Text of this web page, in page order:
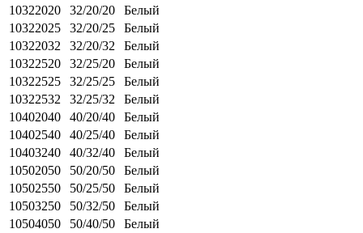
10322020
32/20/20
Белый
10322025
32/20/25
Белый
10322032
32/20/32
Белый
10322520
32/25/20
Белый
10322525
32/25/25
Белый
10322532
32/25/32
Белый
10402040
40/20/40
Белый
10402540
40/25/40
Белый
10403240
40/32/40
Белый
10502050
50/20/50
Белый
10502550
50/25/50
Белый
10503250
50/32/50
Белый
10504050
50/40/50
Белый